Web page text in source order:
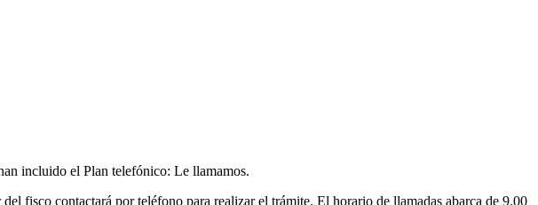
incluido el Plan telefónico: Le llamamos.
fisco contactará por teléfono para realizar el trámite. El horario de llamadas abarca de 9.00